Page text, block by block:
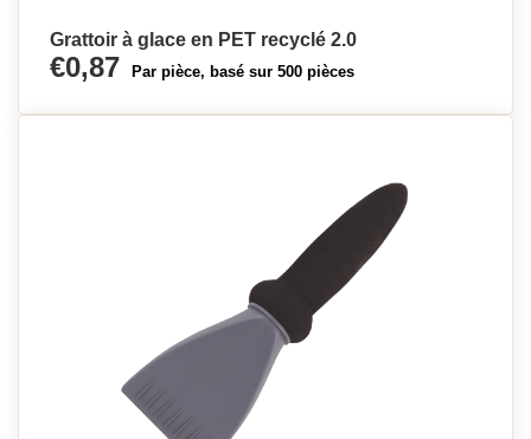
Grattoir à glace en PET recyclé 2.0
€0,87 Par pièce, basé sur 500 pièces